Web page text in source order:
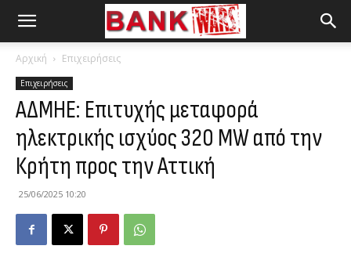
Αρχική Επιχειρήσεις
Επιχειρήσεις
ΑΔΜΗΕ: Επιτυχής μεταφορά
ηλεκτρικής ισχύος 320 MW από την
Κρήτη προς την Αττική
25/06/2025 10:20